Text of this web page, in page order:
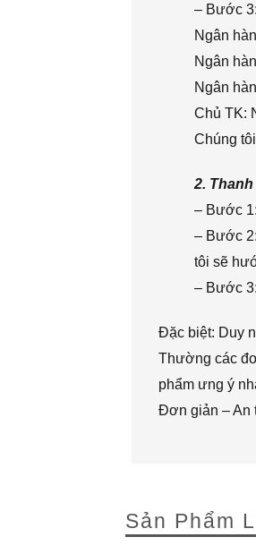
– Bước
Ngân
Ngân
Ngân
Chủ TK:
Chúng
2.
– Bước
– Bước
tôi sẽ
– Bước
Đặc biệt: Duy
Thường các
phẩm ưng ý
Đơn giản – An
Sản Phẩm